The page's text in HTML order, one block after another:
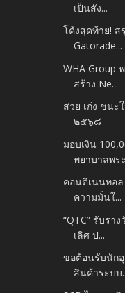
เป็นสัง...
โค้งสุดท้าย! ส
Gatorade...
WHA Group
สร้าง Ne...
สวย เก่ง ชนะ
๒๕๖๘
มอบเงิน
พยาบาลพร
คอนติเนนทอ
ความมั่นใ...
“QTC” รับร
เลิศ ป...
ขอต้อนรับนัก
สินค้าระบบ